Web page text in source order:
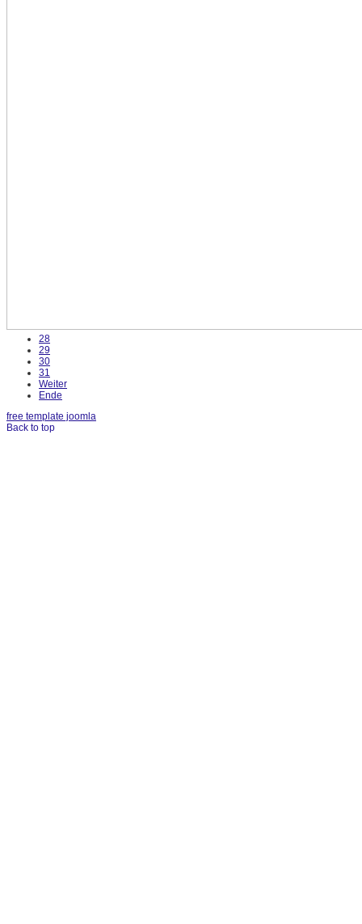
28
29
30
31
Weiter
Ende
free template joomla
Back to top